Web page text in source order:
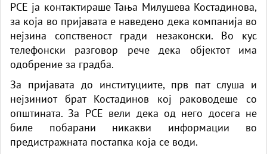
РСЕ ја контактираше Тања Милушева Костадинова,
за која во пријавата е наведено дека компанија во
нејзина сопственост гради незаконски. Во кус
телефонски разговор рече дека објектот има
одобрение за градба.
За пријавата до институциите, прв пат слуша и
нејзиниот брат Костадинов кој раководеше со
општината. За РСЕ вели дека од него досега не
биле побарани никакви информации во
предистражната постапка која се води.